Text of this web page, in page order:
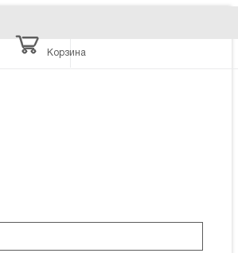
Корзина